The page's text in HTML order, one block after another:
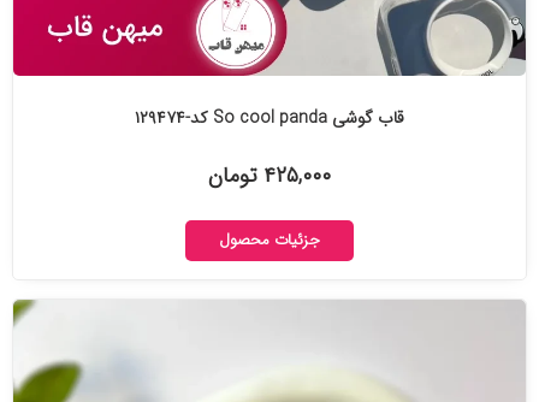
قاب گوشی So cool panda کد-۱۲۹۴۷۴
۴۲۵,۰۰۰ تومان
جزئیات محصول